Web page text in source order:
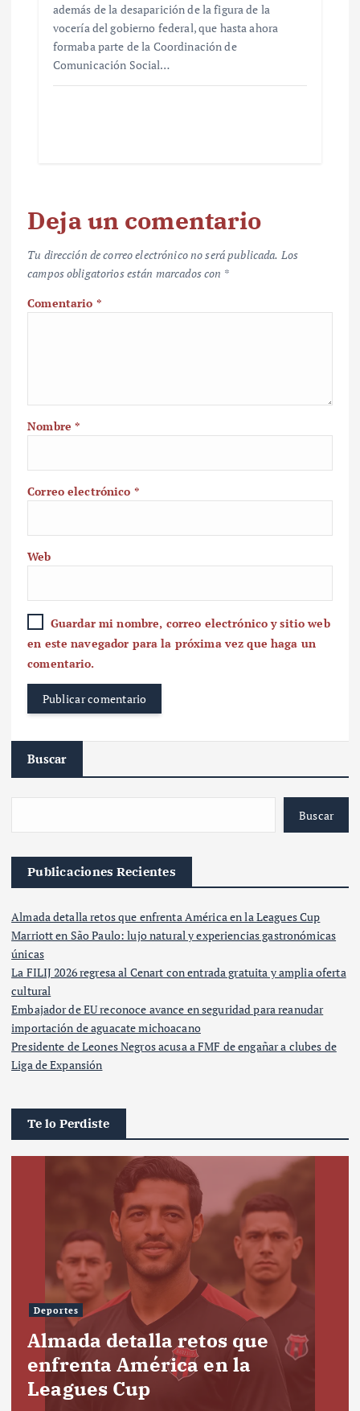
además de la desaparición de la figura de la
vocería del gobierno federal, que hasta ahora
formaba parte de la Coordinación de
Comunicación Social…
Deja un comentario
Tu dirección de correo electrónico no será publicada. Los
campos obligatorios están marcados con *
Comentario *
Nombre*
Correo electrónico *
Web
Guardar mi nombre, correo electrónico y sitio web
en este navegador para la próxima vez que haga un
comentario.
Buscar
Buscar
Publicaciones Recientes
Almada detalla retos que enfrenta América en la Leagues Cup
Marriott en São Paulo: lujo natural y experiencias gastronómicas
únicas
La FILIJ 2026 regresa al Cenart con entrada gratuita y amplia oferta
cultural
Embajador de EU reconoce avance en seguridad para reanudar
importación de aguacate michoacano
Presidente de Leones Negros acusa a FMF de engañar a clubes de
Liga de Expansión
Te lo Perdiste
Deportes
Almada detalla retos que
enfrenta América en la
Leagues Cup